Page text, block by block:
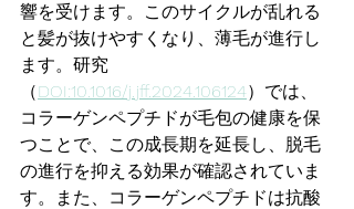
響を受けます。このサイクルが乱れる
と髪が抜けやすくなり、薄毛が進行し
ます。研究
（DOI:10.1016/j.jff.2024.106124）では、
コラーゲンペプチドが毛包の健康を保
つことで、この成長期を延長し、脱毛
の進行を抑える効果が確認されていま
す。また、コラーゲンペプチドは抗酸